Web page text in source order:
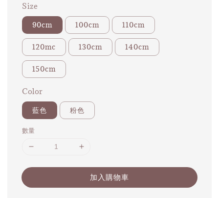
Size
90cm 100cm 110cm
120mc 130cm 140cm
150cm
Color
藍色 粉色
數量
加入購物車